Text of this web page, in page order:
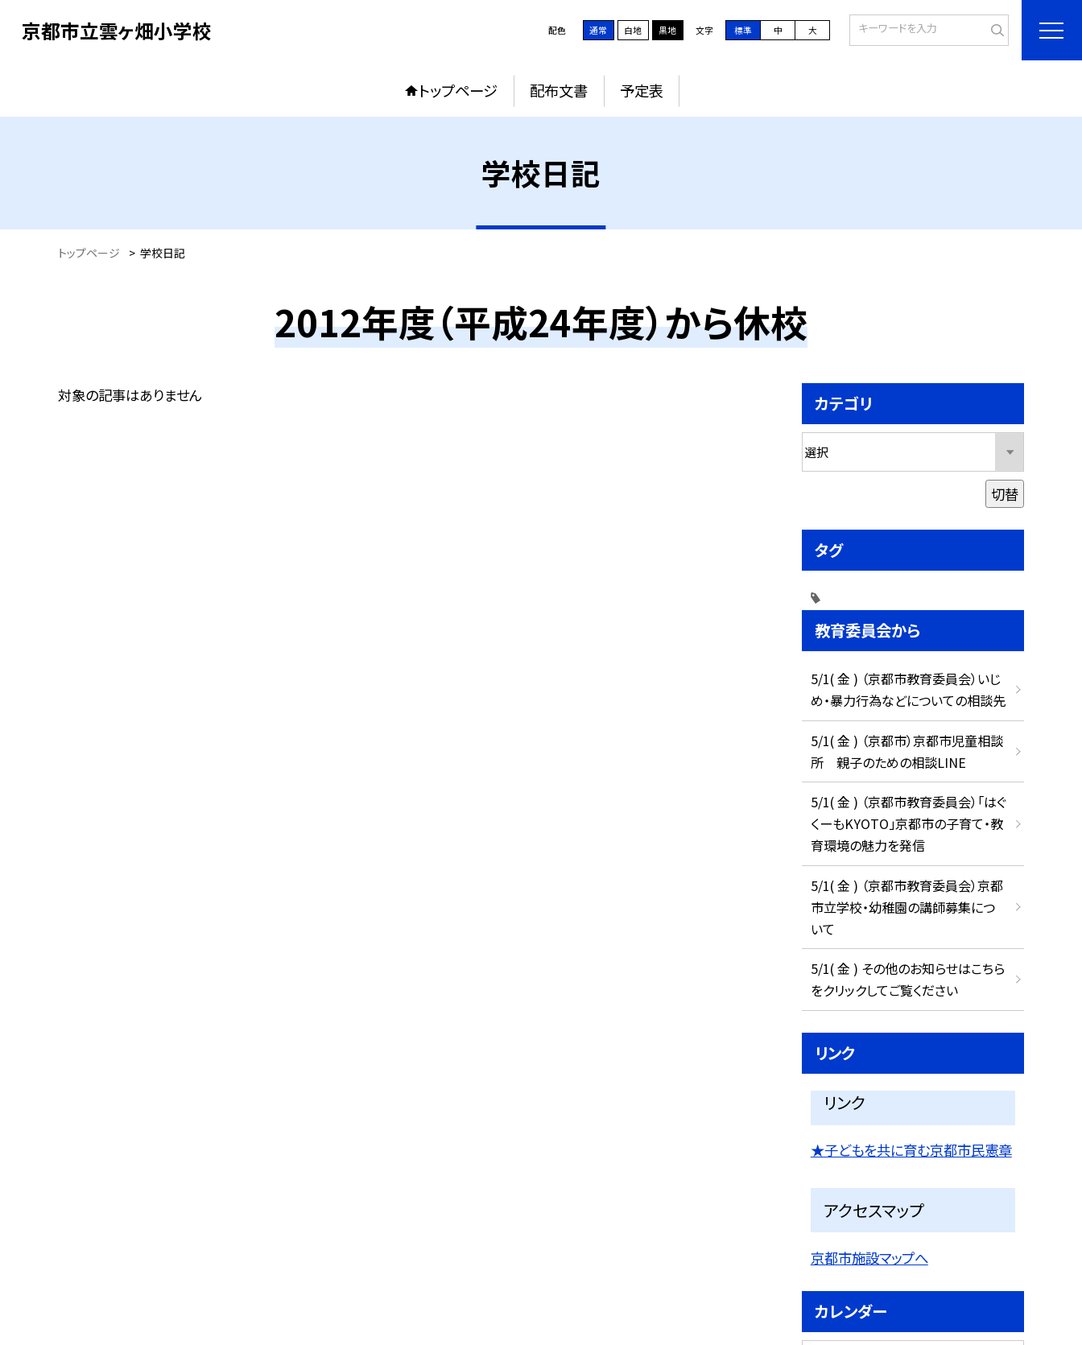
京都市立雲ヶ畑小学校 配色 通常 白地 黒地 文字 標準 中 大
トップページ 配布文書 予定表
学校日記
トップページ > 学校日記
2012年度（平成24年度）から休校
対象の記事はありません カテゴリ
切替
タグ
教育委員会から
5/1( 金 ) （京都市教育委員会）いじ
め・暴力行為などについての相談先
5/1( 金 ) （京都市）京都市児童相談
所 親子のための相談LINE
5/1( 金 ) （京都市教育委員会）「はぐ
くーもKYOTO」京都市の子育て・教
育環境の魅力を発信
5/1( 金 ) （京都市教育委員会）京都
市立学校・幼稚園の講師募集につ
いて
5/1( 金 ) その他のお知らせはこちら
をクリックしてご覧ください
リンク
リンク
★子どもを共に育む京都市民憲章
アクセスマップ
京都市施設マップへ
カレンダー